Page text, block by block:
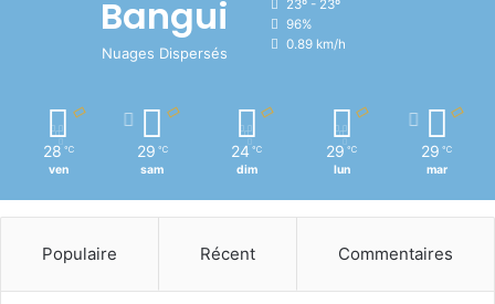
Bangui
Nuages Dispersés
23º - 23º
96%
0.89 km/h
28 ℃
ven
29 ℃
sam
24 ℃
dim
29 ℃
lun
29 ℃
mar
Populaire Récent Commentaires